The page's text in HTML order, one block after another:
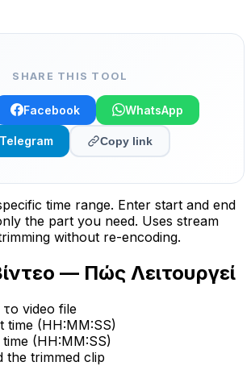
SHARE THIS TOOL
Facebook WhatsApp
Telegram Copy link
time range. Enter start and end
the part you need. Uses stream
without re-encoding.
— Πώς Λειτουργεί
video file
time (HH:MM:SS)
(HH:MM:SS)
the trimmed clip